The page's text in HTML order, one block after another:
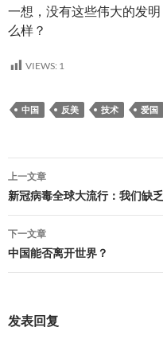
一想，没有这些伟大的发
么样？
VIEWS: 1
中国 反美 技术 爱国
文
章
导
航
上一文章
新冠病毒全球大流行：我们缺
下一文章
中国能否离开世界？
发表回复